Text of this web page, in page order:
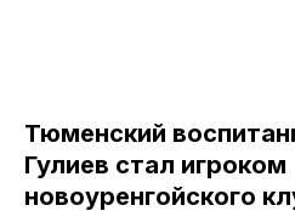
Тюменский
Гулиев стал игроком
новоуренгойского